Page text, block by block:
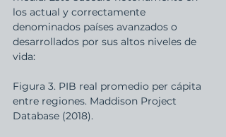
los actual y correctamente
denominados países avanzados o
desarrollados por sus altos niveles de
vida:
Figura 3. PIB real promedio per cápita
entre regiones. Maddison Project
Database (2018).